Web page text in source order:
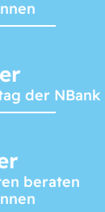
der NBank
beraten